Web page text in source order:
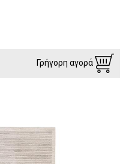
Γρήγορη αγορά